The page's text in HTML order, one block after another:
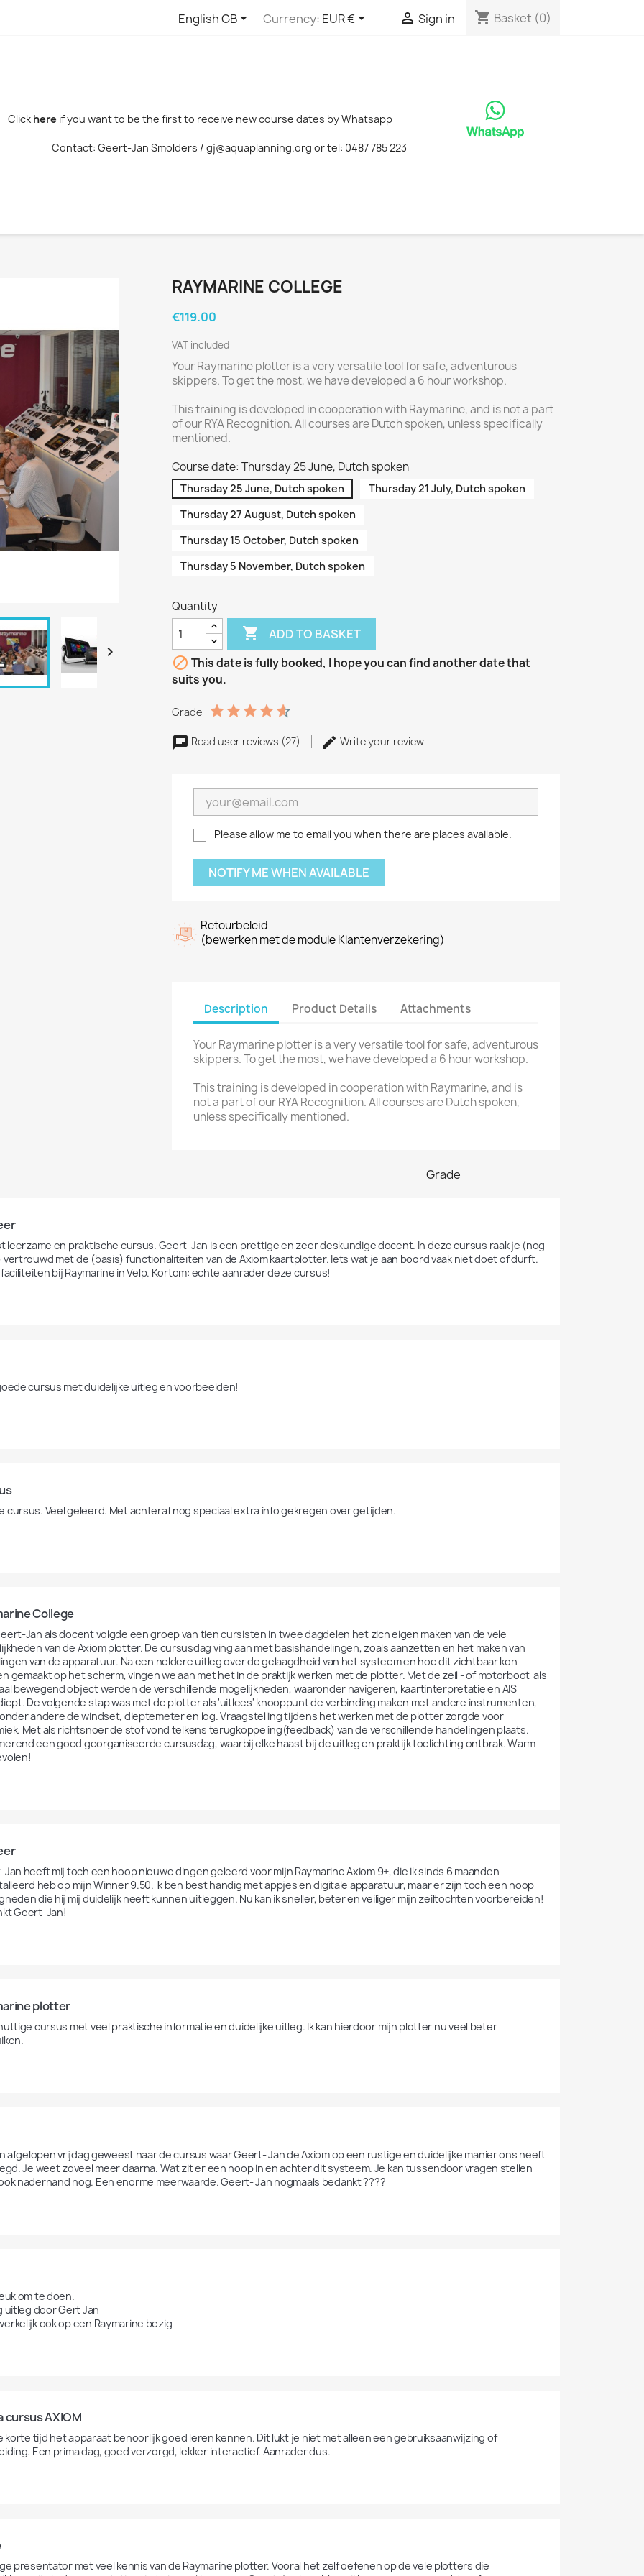
English GB Currency: EUR €  Sign in shopping_cart Basket (0)
Click here if you want to be the first to receive new course dates by Whatsapp
Contact: Geert-Jan Smolders / gj@aquaplanning.org or tel: 0487 785 223

RAYMARINE COLLEGE
€119.00
VAT included
Your Raymarine plotter is a very versatile tool for safe, adventurous
skippers. To get the most, we have developed a 6 hour workshop.
This training is developed in cooperation with Raymarine, and is not a part
of our RYA Recognition. All courses are Dutch spoken, unless specifically
mentioned.
Course date: Thursday 25 June, Dutch spoken
Thursday 25 June, Dutch spoken
Thursday 21 July, Dutch spoken
Thursday 27 August, Dutch spoken
Thursday 15 October, Dutch spoken
Thursday 5 November, Dutch spoken
Quantity
 ADD TO BASKET
 This date is fully booked, I hope you can find another date that
suits you.
Grade
Read user reviews (27) Write your review
Please allow me to email you when there are places available.
NOTIFY ME WHEN AVAILABLE
Retourbeleid
(bewerken met de module Klantenverzekering)
Description Product Details Attachments
Your Raymarine plotter is a very versatile tool for safe, adventurous
skippers. To get the most, we have developed a 6 hour workshop.
This training is developed in cooperation with Raymarine, and is
not a part of our RYA Recognition. All courses are Dutch spoken,
unless specifically mentioned.
Grade
leerzame en praktische cursus. Geert-Jan is een prettige en zeer deskundige docent. In deze cursus raak je (nog
vertrouwd met de (basis) functionaliteiten van de Axiom kaartplotter. Iets wat je aan boord vaak niet doet of durft.
bij Raymarine in Velp. Kortom: echte aanrader deze cursus!
cursus met duidelijke uitleg en voorbeelden!
cursus. Veel geleerd. Met achteraf nog speciaal extra info gekregen over getijden.
College
Jan als docent volgde een groep van tien cursisten in twee dagdelen het zich eigen maken van de vele
van de Axiom plotter. De cursusdag ving aan met basishandelingen, zoals aanzetten en het maken van
van de apparatuur. Na een heldere uitleg over de gelaagdheid van het systeem en hoe dit zichtbaar kon
gemaakt op het scherm, vingen we aan met het in de praktijk werken met de plotter. Met de zeil - of motorboot  als
bewegend object werden de verschillende mogelijkheden, waaronder navigeren, kaartinterpretatie en AIS
De volgende stap was met de plotter als 'uitlees' knooppunt de verbinding maken met andere instrumenten,
andere de windset, dieptemeter en log. Vraagstelling tijdens het werken met de plotter zorgde voor
Met als richtsnoer de stof vond telkens terugkoppeling(feedback) van de verschillende handelingen plaats.
een goed georganiseerde cursusdag, waarbij elke haast bij de uitleg en praktijk toelichting ontbrak. Warm
heeft mij toch een hoop nieuwe dingen geleerd voor mijn Raymarine Axiom 9+, die ik sinds 6 maanden
heb op mijn Winner 9.50. Ik ben best handig met appjes en digitale apparatuur, maar er zijn toch een hoop
die hij mij duidelijk heeft kunnen uitleggen. Nu kan ik sneller, beter en veiliger mijn zeiltochten voorbereiden!
Geert-Jan!
plotter
cursus met veel praktische informatie en duidelijke uitleg. Ik kan hierdoor mijn plotter nu veel beter
afgelopen vrijdag geweest naar de cursus waar Geert- Jan de Axiom op een rustige en duidelijke manier ons heeft
Je weet zoveel meer daarna. Wat zit er een hoop in en achter dit systeem. Je kan tussendoor vragen stellen
naderhand nog. Een enorme meerwaarde. Geert- Jan nogmaals bedankt ????
om te doen.
uitleg door Gert Jan
ook op een Raymarine bezig
cursus AXIOM
korte tijd het apparaat behoorlijk goed leren kennen. Dit lukt je niet met alleen een gebruiksaanwijzing of
Een prima dag, goed verzorgd, lekker interactief. Aanrader dus.
presentator met veel kennis van de Raymarine plotter. Vooral het zelf oefenen op de vele plotters die